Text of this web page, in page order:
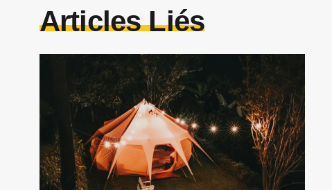
Articles Liés